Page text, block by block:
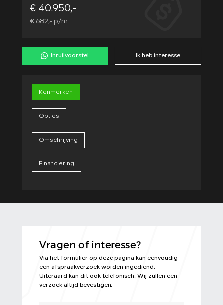
€ 40.950,-
€ 682,- p/m
Inruilvoorstel Ik heb interesse
Kenmerken
Opties
Omschrijving
Financiering
Vragen of interesse?
Via het formulier op deze pagina kan eenvoudig
een afspraakverzoek worden ingediend.
Uiteraard kan dit ook telefonisch. Wij zullen een
verzoek altijd bevestigen.